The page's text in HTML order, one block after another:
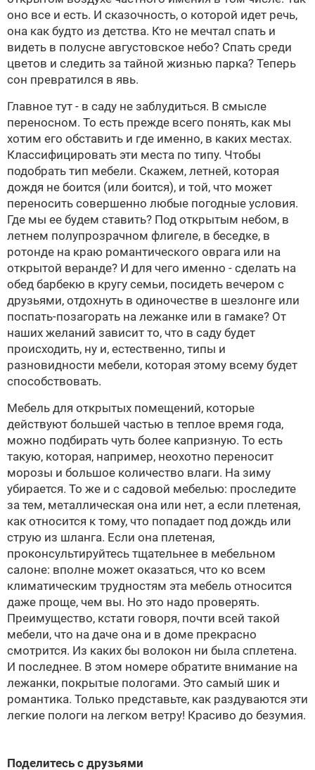
оно все и есть. И сказочность, о которой идет речь,
она как будто из детства. Кто не мечтал спать и
видеть в полусне августовское небо? Спать среди
цветов и следить за тайной жизнью парка? Теперь
сон превратился в явь.
Главное тут - в саду не заблудиться. В смысле
переносном. То есть прежде всего понять, как мы
хотим его обставить и где именно, в каких местах.
Классифицировать эти места по типу. Чтобы
подобрать тип мебели. Скажем, летней, которая
дождя не боится (или боится), и той, что может
переносить совершенно любые погодные условия.
Где мы ее будем ставить? Под открытым небом, в
летнем полупрозрачном флигеле, в беседке, в
ротонде на краю романтического оврага или на
открытой веранде? И для чего именно - сделать на
обед барбекю в кругу семьи, посидеть вечером с
друзьями, отдохнуть в одиночестве в шезлонге или
поспать-позагорать на лежанке или в гамаке? От
наших желаний зависит то, что в саду будет
происходить, ну и, естественно, типы и
разновидности мебели, которая этому всему будет
способствовать.
Мебель для открытых помещений, которые
действуют большей частью в теплое время года,
можно подбирать чуть более капризную. То есть
такую, которая, например, неохотно переносит
морозы и большое количество влаги. На зиму
убирается. То же и с садовой мебелью: проследите
за тем, металлическая она или нет, а если плетеная,
как относится к тому, что попадает под дождь или
струю из шланга. Если она плетеная,
проконсультируйтесь тщательнее в мебельном
салоне: вполне может оказаться, что ко всем
климатическим трудностям эта мебель относится
даже проще, чем вы. Но это надо проверять.
Преимущество, кстати говоря, почти всей такой
мебели, что на даче она и в доме прекрасно
смотрится. Из каких бы волокон ни была сплетена.
И последнее. В этом номере обратите внимание на
лежанки, покрытые пологами. Это самый шик и
романтика. Только представьте, как раздуваются эти
легкие пологи на легком ветру! Красиво до безумия.
Поделитесь с друзьями